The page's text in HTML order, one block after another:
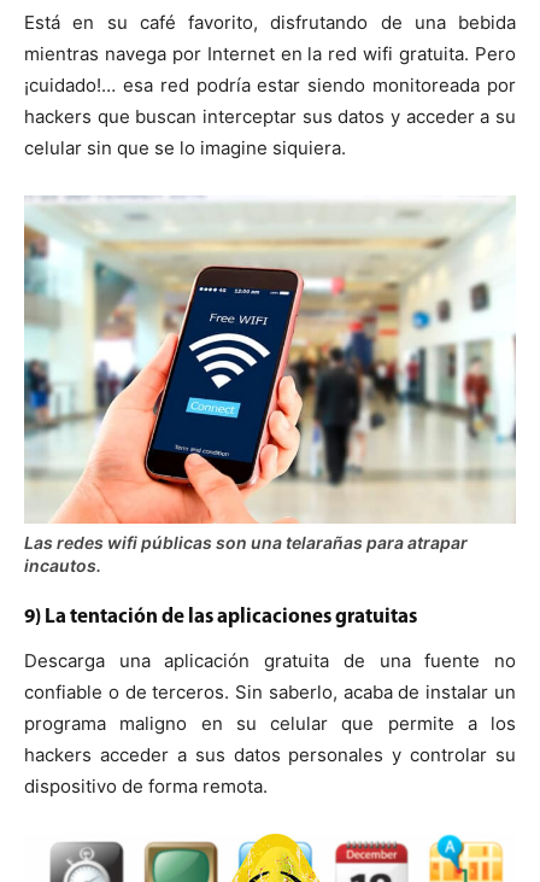
Está en su café favorito, disfrutando de una bebida
mientras navega por Internet en la red wifi gratuita. Pero
¡cuidado!… esa red podría estar siendo monitoreada por
hackers que buscan interceptar sus datos y acceder a su
celular sin que se lo imagine siquiera.
Las redes wifi públicas son una telarañas para atrapar
incautos.
9) La tentación de las aplicaciones gratuitas
Descarga una aplicación gratuita de una fuente no
confiable o de terceros. Sin saberlo, acaba de instalar un
programa maligno en su celular que permite a los
hackers acceder a sus datos personales y controlar su
dispositivo de forma remota.